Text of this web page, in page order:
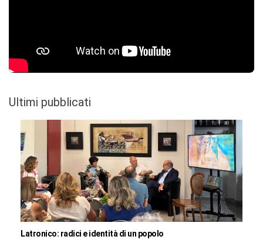
Ultimi pubblicati
Latronico: radici e identità di un popolo